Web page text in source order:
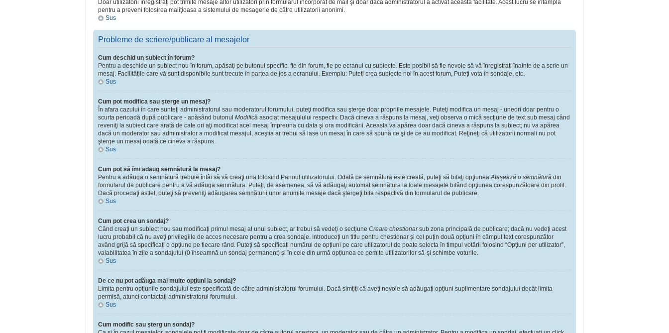
Doar utilizatorii înregistraţi pot trimite mesaje altor utilizatori prin formularul încorporat de mail şi doar dacă administratorul a activat această facilitate. Acest lucru se întamplă
pentru a preveni folosirea maliţioasa a sistemului de mesagerie de către utilizatorii anonimi.
Sus
Probleme de scriere/publicare al mesajelor
Cum deschid un subiect în forum?
Pentru a deschide un subiect nou în forum, apăsaţi pe butonul specific, fie din forum, fie pe ecranul cu subiecte. Este posibil să fie nevoie să vă înregistraţi înainte de a scrie un
mesaj. Facilităţile care vă sunt disponibile sunt trecute în partea de jos a ecranului. Exemplu: Puteţi crea subiecte noi în acest forum, Puteţi vota în sondaje, etc.
Sus
Cum pot modifica sau şterge un mesaj?
În afara cazului în care sunteţi administratorul sau moderatorul forumului, puteţi modifica sau şterge doar propriile mesajele. Puteţi modifica un mesaj - uneori doar pentru o
scurta perioadă după publicare - apăsând butonul Modifică asociat mesajulului respectiv. Dacă cineva a răspuns la mesaj, veţi observa o mică secţiune de text sub mesaj când
reveniţi la subiect care arată de cate ori aţi modificat acel mesaj împreuna cu data şi ora modificării. Aceasta va apărea doar dacă cineva a răspuns la subiect; nu va apărea
dacă un moderator sau administrator a modificat mesajul, aceştia ar trebui să lase un mesaj în care să spună ce şi de ce au modificat. Reţineţi că utilizatorii normali nu pot
şterge un mesaj odată ce cineva a răspuns.
Sus
Cum pot să îmi adaug semnătură la mesaj?
Pentru a adăuga o semnătură trebuie întâi să vă creaţi una folosind Panoul utilizatorului. Odată ce semnătura este creată, puteţi să bifaţi opţiuneaAtaşează o semnătură din
formularul de publicare pentru a vă adăuga semnătura. Puteţi, de asemenea, să vă adăugaţi automat semnătura la toate mesajele bifând opţiunea corespunzătoare din profil.
Dacă procedaţi astfel, puteţi să preveniţi adăugarea semnăturii unor anumite mesaje dacă ştergeţi bifa respectivă din formularul de publicare.
Sus
Cum pot crea un sondaj?
Când creaţi un subiect nou sau modificaţi primul mesaj al unui subiect, ar trebui să vedeţi o secţiune Creare chestionarsub zona principală de publicare; dacă nu vedeţi acest
lucru probabil că nu aveţi privilegiile de acces necesare pentru a crea sondaje. Introduceţi un titlu pentru chestionar şi cel puţin două opţiuni în câmpul text corespunzător
având grijă să specificaţi o opţiune pe fiecare rând. Puteţi să specificaţi numărul de opţiuni pe care utilizatorul de poate selecta în timpul votării folosind “Opţiuni per utilizator”,
valabilitatea în zile a sondajului (0 înseamnă un sondaj permanent) şi în cele din urmă opţiunea ce pemite utilizatorilor să-şi schimbe voturile.
Sus
De ce nu pot adăuga mai multe opţiuni la sondaj?
Limita pentru opţiunile sondajului este specificată de către administratorul forumului. Dacă simţiţi că aveţi nevoie să adăugaţi opţiuni suplimentare sondajului decât limita
permisă, atunci contactaţi administratorul forumului.
Sus
Cum modific sau şterg un sondaj?